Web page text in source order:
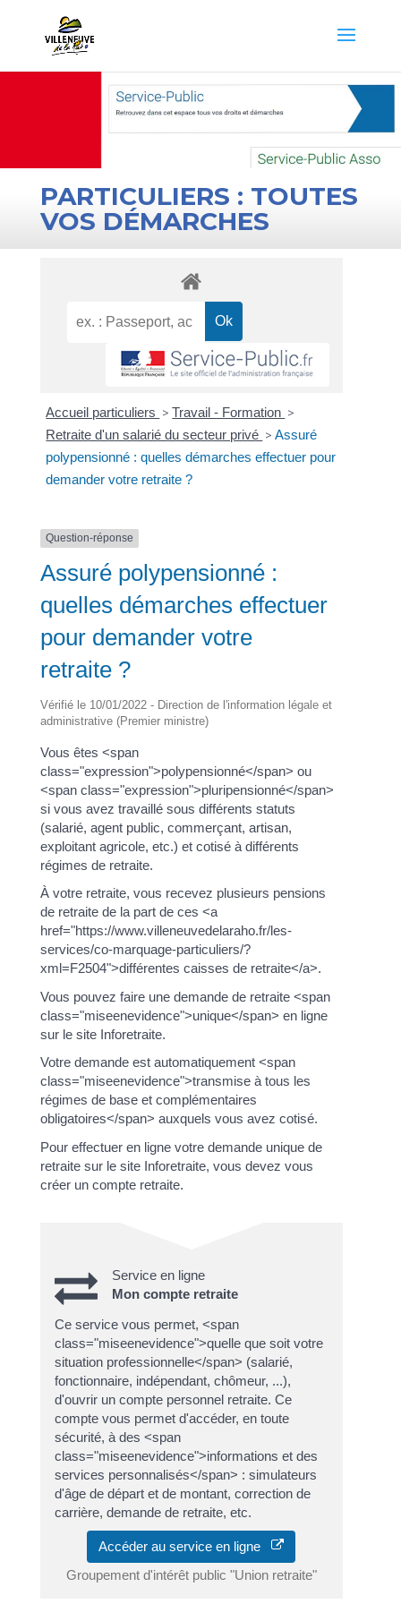
PARTICULIERS : TOUTES
VOS DÉMARCHES
Accueil particuliers > Travail - Formation >
Retraite d'un salarié du secteur privé > Assuré
polypensionné : quelles démarches effectuer pour
demander votre retraite ?
Question-réponse
Assuré polypensionné :
quelles démarches effectuer
pour demander votre
retraite ?
Vérifié le 10/01/2022 - Direction de l'information légale et
administrative (Premier ministre)
Vous êtes <span
class="expression">polypensionné</span> ou
<span class="expression">pluripensionné</span>
si vous avez travaillé sous différents statuts
(salarié, agent public, commerçant, artisan,
exploitant agricole, etc.) et cotisé à différents
régimes de retraite.
À votre retraite, vous recevez plusieurs pensions
de retraite de la part de ces <a
href="https://www.villeneuvedelaraho.fr/les-
services/co-marquage-particuliers/?
xml=F2504">différentes caisses de retraite</a>.
Vous pouvez faire une demande de retraite <span
class="miseenevidence">unique</span> en ligne
sur le site Inforetraite.
Votre demande est automatiquement <span
class="miseenevidence">transmise à tous les
régimes de base et complémentaires
obligatoires</span> auxquels vous avez cotisé.
Pour effectuer en ligne votre demande unique de
retraite sur le site Inforetraite, vous devez vous
créer un compte retraite.
Service en ligne
Mon compte retraite
Ce service vous permet, <span
class="miseenevidence">quelle que soit votre
situation professionnelle</span> (salarié,
fonctionnaire, indépendant, chômeur, ...),
d'ouvrir un compte personnel retraite. Ce
compte vous permet d'accéder, en toute
sécurité, à des <span
class="miseenevidence">informations et des
services personnalisés</span> : simulateurs
d'âge de départ et de montant, correction de
carrière, demande de retraite, etc.
Accéder au service en ligne
Groupement d'intérêt public "Union retraite"